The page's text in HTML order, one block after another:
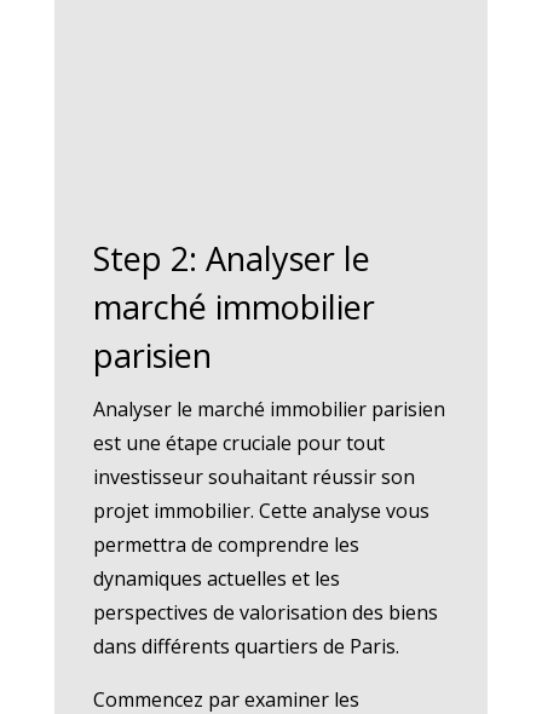
Step 2: Analyser le
marché immobilier
parisien
Analyser le marché immobilier parisien
est une étape cruciale pour tout
investisseur souhaitant réussir son
projet immobilier. Cette analyse vous
permettra de comprendre les
dynamiques actuelles et les
perspectives de valorisation des biens
dans différents quartiers de Paris.
Commencez par examiner les